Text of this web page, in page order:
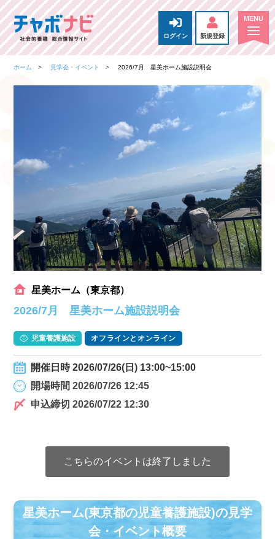
ログイン 新規登録
ホーム 見学会・イベント 2026/7月 星美ホーム施設説明会
星美ホーム（東京都）
2026/7月 星美ホーム施設説明会
児童養護施設 オフラインとオンライン
開催日時 2026/07/26(日) 13:00~15:00
開場時間 2026/07/26 12:45
申込締切 2026/07/22 12:30
こちらのイベントは終了しました
星美ホーム(東京都の児童養護施設)の⾒学
会・イベント概要